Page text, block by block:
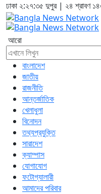
ঢাকা ২:২৭:৩৬ দুপুর| ২৪ শ্রাবণ
আরো
বাংলাদেশ
জাতীয়
রাজনীতি
আন্তর্জাতিক
খেলাধুলা
বিনোদন
তথ্যপ্রযুক্তি
সারাদেশ
ক্যাম্পাস
যোগাযোগ
ফটোগ্যালারী
আমাদের পরিবার